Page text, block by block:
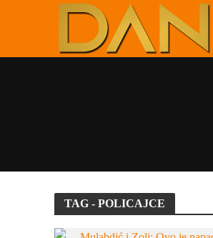
TAG - POLICAJCE